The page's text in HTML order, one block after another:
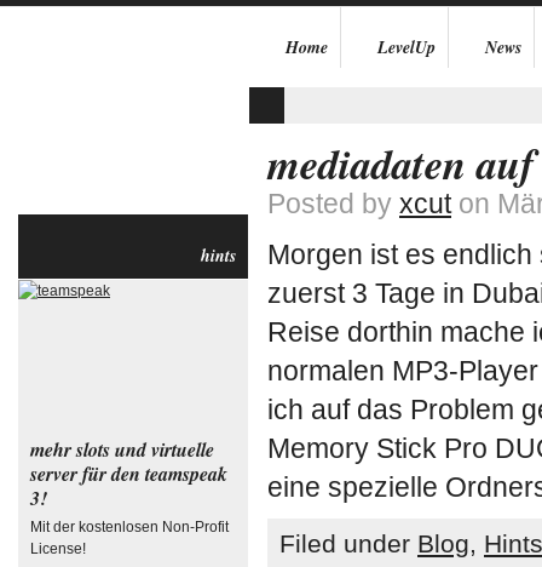
Home LevelUp News
mediadaten
Posted by xcuton
Morgen ist es
zuerst 3 Tage in
Reise dorthin mache
normalen MP3-
ich auf das Problem
Memory Stick Pro
eine spezielle
Filed under Blog, Hints
hints
mehr slots und virtuelle
server für den teamspeak
3!
Mit der kostenlosen Non-Profit
License!